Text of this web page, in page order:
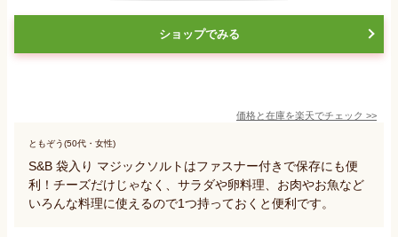
ショップでみる
価格と在庫を楽天でチェック >>
ともぞう(50代・女性)
S&B 袋入り マジックソルトはファスナー付きで保存にも便
利！チーズだけじゃなく、サラダや卵料理、お肉やお魚など
いろんな料理に使えるので1つ持っておくと便利です。